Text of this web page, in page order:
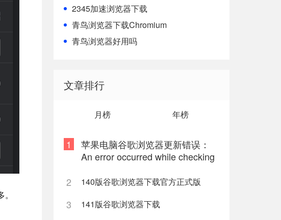
2345加速浏览器下载
青鸟浏览器下载Chromium
青鸟浏览器好用吗
文章排行
月榜 年榜
1
苹果电脑谷歌浏览器更新错误：
An error occurred while checking
2
140版谷歌浏览器下载官方正式版
3 141版谷歌浏览器下载